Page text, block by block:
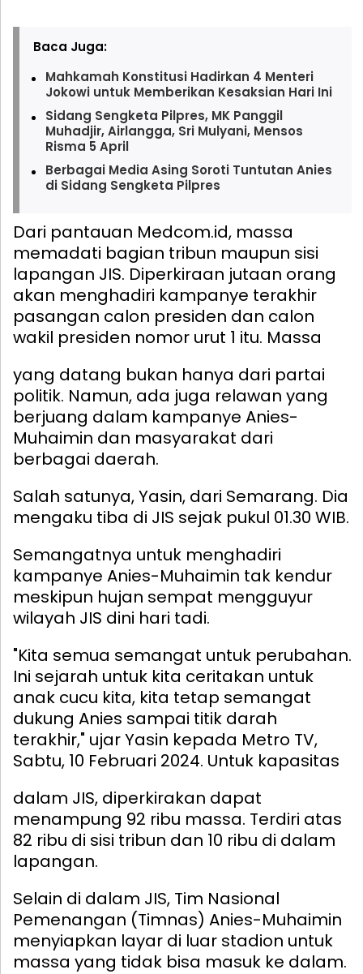
Baca Juga:
Mahkamah Konstitusi Hadirkan 4 Menteri
Jokowi untuk Memberikan Kesaksian Hari Ini
Sidang Sengketa Pilpres, MK Panggil
Muhadjir, Airlangga, Sri Mulyani, Mensos
Risma 5 April
Berbagai Media Asing Soroti Tuntutan Anies
di Sidang Sengketa Pilpres
Dari pantauan Medcom.id, massa
memadati bagian tribun maupun sisi
lapangan JIS. Diperkiraan jutaan orang
akan menghadiri kampanye terakhir
pasangan calon presiden dan calon
wakil presiden nomor urut 1 itu. Massa
yang datang bukan hanya dari partai
politik. Namun, ada juga relawan yang
berjuang dalam kampanye Anies-
Muhaimin dan masyarakat dari
berbagai daerah.
Salah satunya, Yasin, dari Semarang. Dia
mengaku tiba di JIS sejak pukul 01.30 WIB.
Semangatnya untuk menghadiri
kampanye Anies-Muhaimin tak kendur
meskipun hujan sempat mengguyur
wilayah JIS dini hari tadi.
"Kita semua semangat untuk perubahan.
Ini sejarah untuk kita ceritakan untuk
anak cucu kita, kita tetap semangat
dukung Anies sampai titik darah
terakhir," ujar Yasin kepada Metro TV,
Sabtu, 10 Februari 2024. Untuk kapasitas
dalam JIS, diperkirakan dapat
menampung 92 ribu massa. Terdiri atas
82 ribu di sisi tribun dan 10 ribu di dalam
lapangan.
Selain di dalam JIS, Tim Nasional
Pemenangan (Timnas) Anies-Muhaimin
menyiapkan layar di luar stadion untuk
massa yang tidak bisa masuk ke dalam.